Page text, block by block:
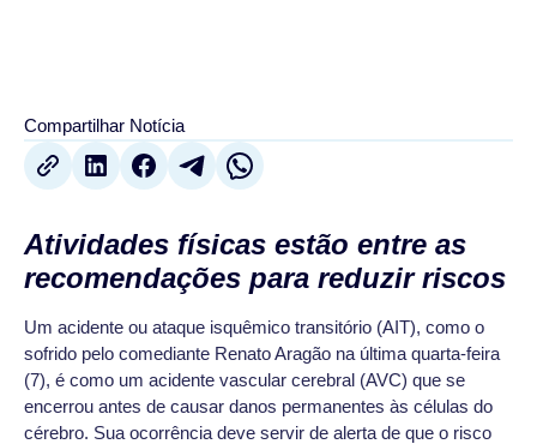
Compartilhar Notícia
Atividades físicas estão entre as
recomendações para reduzir riscos
Um acidente ou ataque isquêmico transitório (AIT), como o
sofrido pelo comediante Renato Aragão na última quarta-feira
(7), é como um acidente vascular cerebral (AVC) que se
encerrou antes de causar danos permanentes às células do
cérebro. Sua ocorrência deve servir de alerta de que o risco